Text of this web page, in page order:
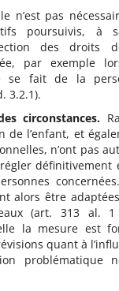
n’est pas
poursuivis, à
des droits
par exemple
se fait de la
3.2.1).
circonstances.
de l’enfant, et
n’ont pas
définitivement
alors être
(art. 313 al. 1
la mesure est
quant à
problématique